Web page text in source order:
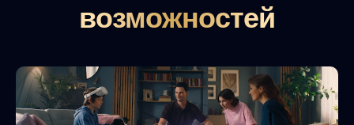
возможностей